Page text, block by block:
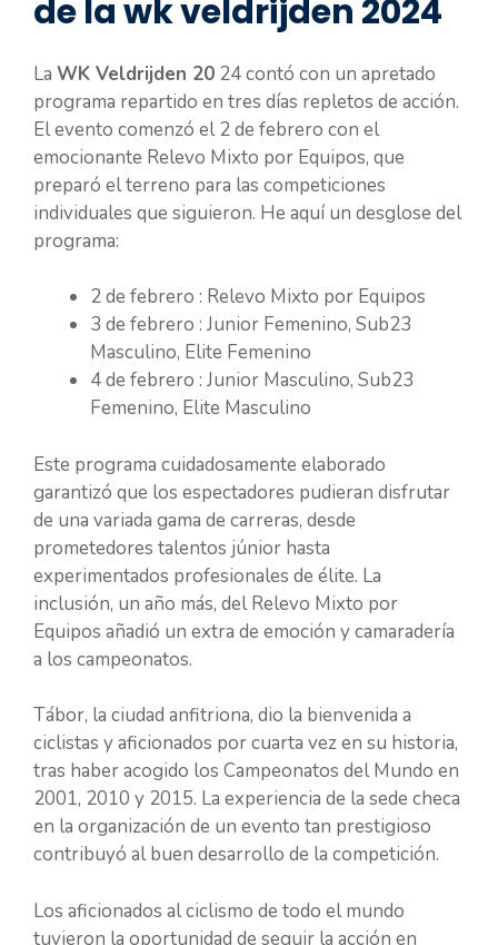
de la wk veldrijden 2024
La WK Veldrijden 20 24 contó con un apretado
programa repartido en tres días repletos de acción.
El evento comenzó el 2 de febrero con el
emocionante Relevo Mixto por Equipos, que
preparó el terreno para las competiciones
individuales que siguieron. He aquí un desglose del
programa:
2 de febrero : Relevo Mixto por Equipos
3 de febrero : Junior Femenino, Sub23
Masculino, Elite Femenino
4 de febrero : Junior Masculino, Sub23
Femenino, Elite Masculino
Este programa cuidadosamente elaborado
garantizó que los espectadores pudieran disfrutar
de una variada gama de carreras, desde
prometedores talentos júnior hasta
experimentados profesionales de élite. La
inclusión, un año más, del Relevo Mixto por
Equipos añadió un extra de emoción y camaradería
a los campeonatos.
Tábor, la ciudad anfitriona, dio la bienvenida a
ciclistas y aficionados por cuarta vez en su historia,
tras haber acogido los Campeonatos del Mundo en
2001, 2010 y 2015. La experiencia de la sede checa
en la organización de un evento tan prestigioso
contribuyó al buen desarrollo de la competición.
Los aficionados al ciclismo de todo el mundo
tuvieron la oportunidad de seguir la acción en